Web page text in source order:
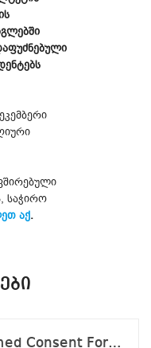
საჭირო
აქ.
დანართი2_Informed Consent Form_applicant_v.09.24.pdf